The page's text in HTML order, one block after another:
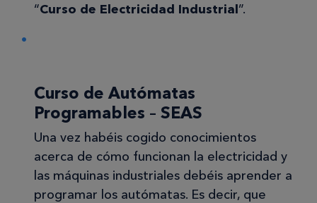
“Curso de Electricidad Industrial”.
Curso de Autómatas
Programables – SEAS
Una vez habéis cogido conocimientos
acerca de cómo funcionan la electricidad y
las máquinas industriales debéis aprender a
programar los autómatas. Es decir, que